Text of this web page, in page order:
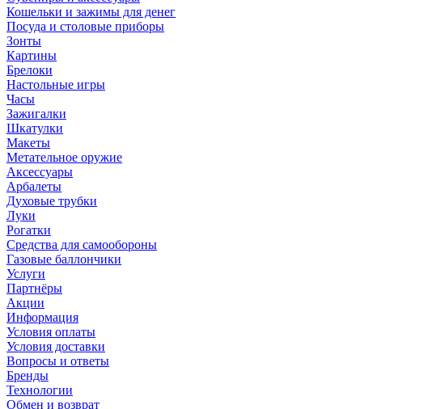
Кошельки и зажимы для денег
Посуда и столовые приборы
Зонты
Картины
Брелоки
Настольные игры
Часы
Зажигалки
Шкатулки
Макеты
Метательное оружие
Аксессуары
Арбалеты
Духовые трубки
Луки
Рогатки
Средства для самообороны
Газовые баллончики
Услуги
Партнёры
Акции
Информация
Условия оплаты
Условия доставки
Вопросы и ответы
Бренды
Технологии
Обмен и возврат